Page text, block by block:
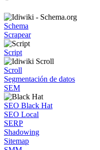
Schema
Scrapear
Script
Scroll
Segmentación de datos
SEM
SEO Black Hat
SEO Local
SERP
Shadowing
Sitemap